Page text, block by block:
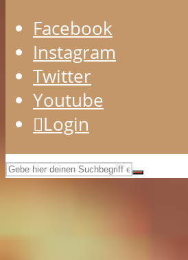
Facebook
Instagram
Twitter
Youtube
Login